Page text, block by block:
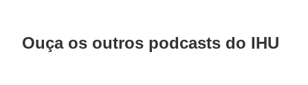
Ouça os outros podcasts do IHU